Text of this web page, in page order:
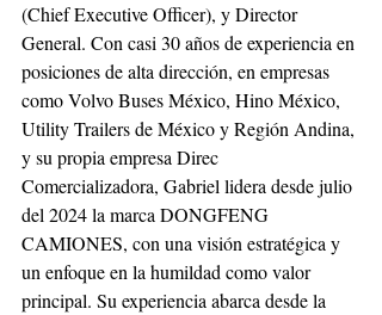
(Chief Executive Officer), y Director
General. Con casi 30 años de experiencia en
posiciones de alta dirección, en empresas
como Volvo Buses México, Hino México,
Utility Trailers de México y Región Andina,
y su propia empresa Direc
Comercializadora, Gabriel lidera desde julio
del 2024 la marca DONGFENG
CAMIONES, con una visión estratégica y
un enfoque en la humildad como valor
principal. Su experiencia abarca desde la